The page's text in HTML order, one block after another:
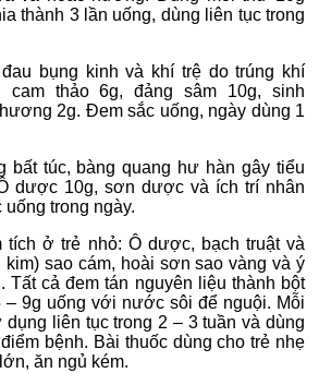
thành 3 lần uống, dùng liên tục trong
bụng kinh và khí trệ do trúng khí
cam thảo 6g, đảng sâm 10g, sinh
2g. Đem sắc uống, ngày dùng 1
bất túc, bàng quang hư hàn gây tiểu
dược 10g, sơn dược và ích trí nhân
trong ngày.
tích ở trẻ nhỏ: Ô dược, bạch truật và
kim) sao cám, hoài sơn sao vàng và ý
Tất cả đem tán nguyên liệu thành bột
– 9g uống với nước sôi để nguội. Mỗi
liên tục trong 2 – 3 tuần và dùng
bệnh. Bài thuốc dùng cho trẻ nhẹ
ăn ngủ kém.